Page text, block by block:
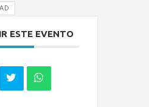
ESTE EVENTO